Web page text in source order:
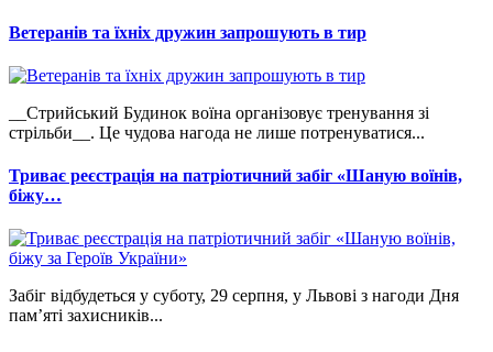
Ветеранів та їхніх дружин запрошують в тир
__Стрийський Будинок воїна організовує тренування зі
стрільби__. Це чудова нагода не лише потренуватися...
Триває реєстрація на патріотичний забіг «Шаную воїнів,
біжу…
Забіг відбудеться у суботу, 29 серпня, у Львові з нагоди Дня
пам’яті захисників...